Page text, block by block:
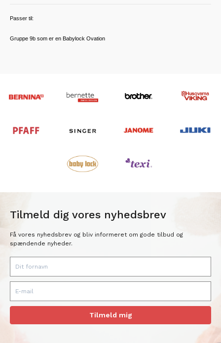
Passer til:
Gruppe 9b som er en Babylock Ovation
Tilmeld dig vores nyhedsbrev
Få vores nyhedsbrev og bliv informeret om gode tilbud og
spændende nyheder.
Tilmeld mig